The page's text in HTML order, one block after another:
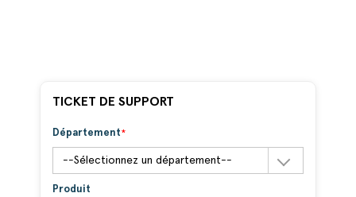
TICKET DE SUPPORT
Département
Produit